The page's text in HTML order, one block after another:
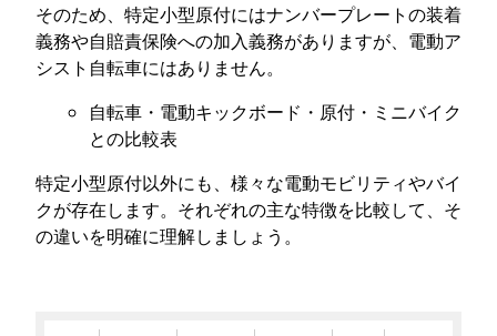
そのため、特定小型原付にはナンバープレートの装着
義務や自賠責保険への加入義務がありますが、電動ア
シスト自転車にはありません。
自転車・電動キックボード・原付・ミニバイク
との比較表
特定小型原付以外にも、様々な電動モビリティやバイ
クが存在します。それぞれの主な特徴を比較して、そ
の違いを明確に理解しましょう。